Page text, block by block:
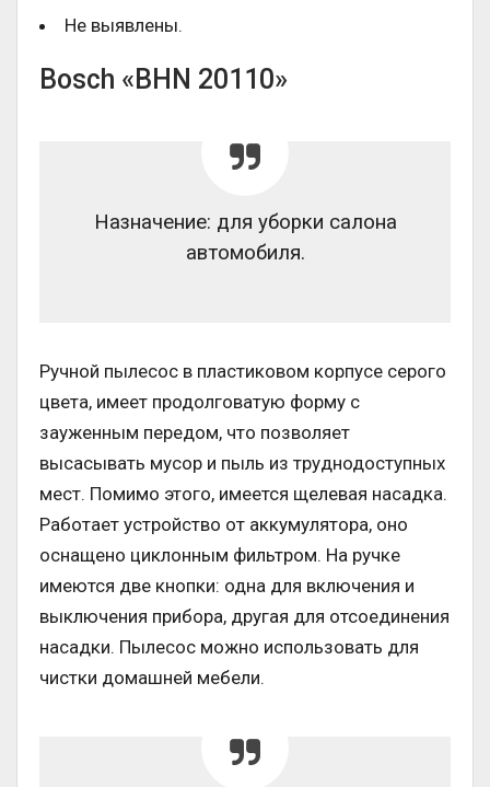
Не выявлены.
Bosch «BHN 20110»
Назначение: для уборки салона
автомобиля.
Ручной пылесос в пластиковом корпусе серого
цвета, имеет продолговатую форму с
зауженным передом, что позволяет
высасывать мусор и пыль из труднодоступных
мест. Помимо этого, имеется щелевая насадка.
Работает устройство от аккумулятора, оно
оснащено циклонным фильтром. На ручке
имеются две кнопки: одна для включения и
выключения прибора, другая для отсоединения
насадки. Пылесос можно использовать для
чистки домашней мебели.